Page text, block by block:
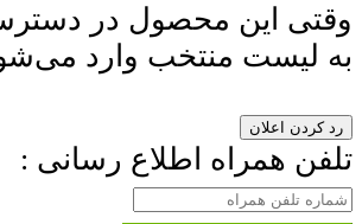
وقتی این محصول در
به لیست منتخب وارد
رد کردن اعلان
تلفن همراه اطلاع رسانی :